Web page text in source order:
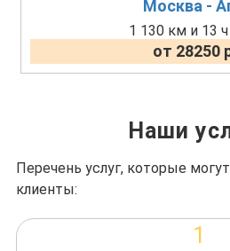
Москва -
1 130 км и 13
от 28250
Наши
Перечень услуг, которые
клиенты:
1